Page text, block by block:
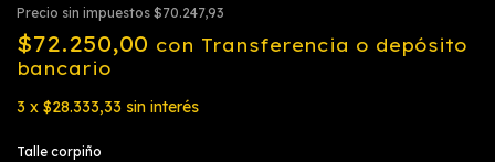
Precio sin impuestos $70.247,93
$72.250,00 con Transferencia o depósito
bancario
3 x $28.333,33 sin interés
Talle corpiño